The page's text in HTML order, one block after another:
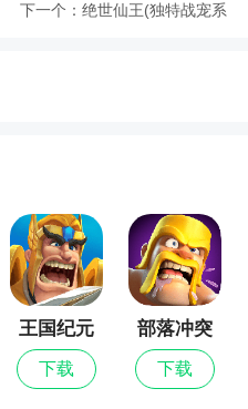
物的快感
，结合精细的粒子特
捉技术，为玩家创造一
这些华丽的技能和游戏
体验，让玩家回到十年
下一个： 绝世仙王(独特战宠系
王国纪元
最新版
下载
部落冲突
下载